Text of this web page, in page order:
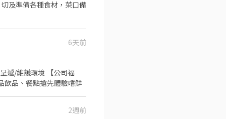
及準備各種食材，菜口備
6天前
遞/維護環境 【公司福
品、餐點搶先體驗嚐鮮
2週前